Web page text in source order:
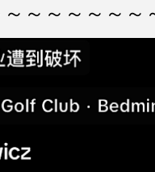
～～～～～～～